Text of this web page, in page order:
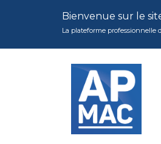
Bienvenue sur le
La plateforme professionnelle